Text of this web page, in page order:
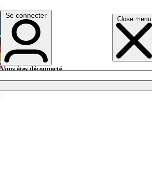
Close menu
English
Deutsch
Se connecter
Vous êtes déconnecté.